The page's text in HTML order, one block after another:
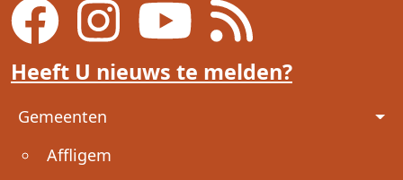
Heeft U nieuws te melden?
Voet
Gemeenten
Affligem